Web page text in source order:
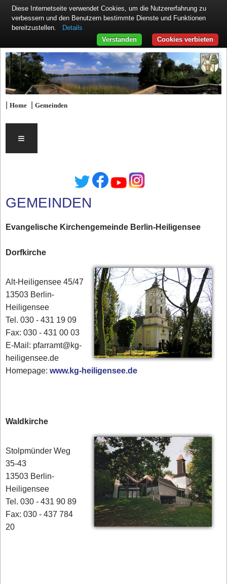
|Home |Gemeinden
≡
GEMEINDEN
Evangelische Kirchengemeinde Berlin-Heiligensee
Dorfkirche
Alt-Heiligensee 45/47
13503 Berlin-
Heiligensee
Tel. 030 - 431 19 09
Fax: 030 - 431 00 03
E-Mail: pfarramt@kg-
heiligensee.de
Homepage:www.kg-heiligensee.de
Waldkirche
Stolpmünder Weg
35-43
13503 Berlin-
Heiligensee
Tel. 030 - 431 90 89
Fax: 030 - 437 784
20
Diese Internetseite verwendet Cookies, um die Nutzererfahrung zu
verbessern und den Benutzern bestimmte Dienste und Funktionen
bereitzustellen.
Details
Cookies verbieten
Verstanden